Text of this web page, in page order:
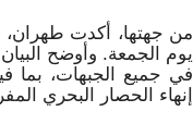
من جهتها، أكدت طهران،
يوم الجمعة. وأوضح
في جميع الجبهات، بما
إنهاء الحصار البحري